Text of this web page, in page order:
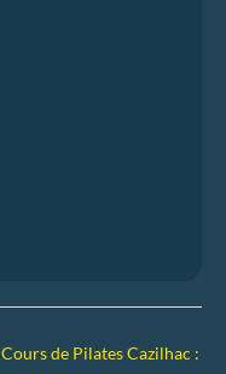
Cours de Pilates Cazilhac :